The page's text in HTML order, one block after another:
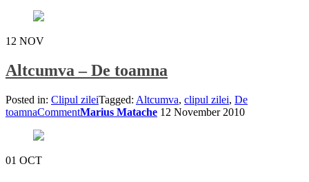
12 NOV
Altcumva – De toamna
Posted in: Clipul zileiTagged: Altcumva, clipul zilei, De
toamnaCommentMarius Matache 12 November 2010
01 OCT